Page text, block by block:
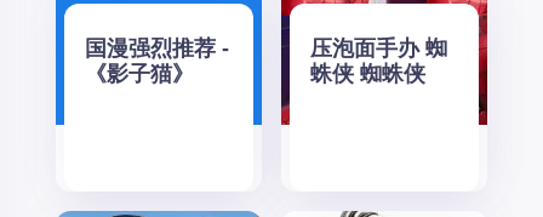
国漫强烈推荐 -
《影子猫》
压泡面手办 蜘
蛛侠 蜘蛛侠